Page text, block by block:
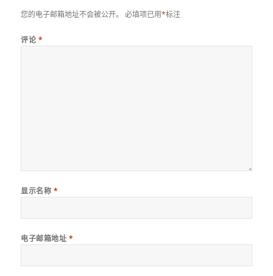
您的电子邮箱地址不会被公开。 必填项已用*标注
评论 *
显示名称 *
电子邮箱地址 *